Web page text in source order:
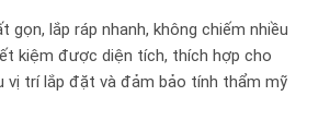
gọn, lắp ráp nhanh, không chiếm nhiều
kiệm được diện tích, thích hợp cho
vị trí lắp đặt và đảm bảo tính thẩm mỹ